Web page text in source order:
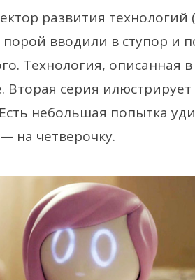
развития технологий
вводили в ступор и
Технология, описанная
Вторая серия
небольшая попытка
на четверочку.